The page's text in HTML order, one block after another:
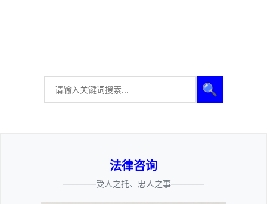
🔍
法律咨询
————受人之托、忠人之事————